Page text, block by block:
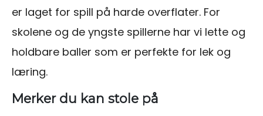
er laget for spill på harde overflater. For
skolene og de yngste spillerne har vi lette og
holdbare baller som er perfekte for lek og
læring.
Merker du kan stole på